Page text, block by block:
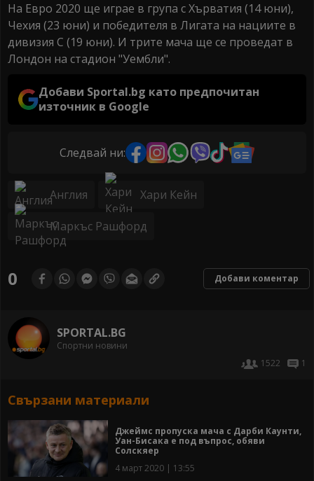
На Евро 2020 ще играе в група с Хърватия (14 юни),
Чехия (23 юни) и победителя в Лигата на нациите в
дивизия C (19 юни). И трите мача ще се проведат в
Лондон на стадион "Уембли".
Добави Sportal.bg като предпочитан
източник в Google
Следвай ни:
Англия Хари Кейн
Маркъс Рашфорд
0 Добави коментар
SPORTAL.BG
Спортни новини
1522
1
Свързани материали
Джеймс пропуска мача с Дарби Каунти,
Уан-Бисака е под въпрос, обяви
Солскяер
4 март 2020 | 13:55